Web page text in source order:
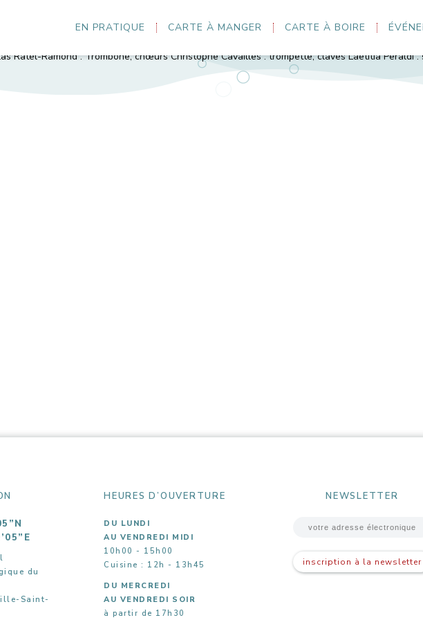
EN PRATIQUE CARTE À MANGER CARTE À BOIRE
7 musiciens du Lauragais qui partagent la même passion sans se prendre au sérieux.
mais aujourd’hui les compositions commencent à voir le jour... Mathieu Serres : chant,
Ratel-Ramond : Trombone, chœurs Christophe Cavailles : trompette, claves Laetitia Peraldi
du
Saint-
HEURES D’OUVERTURE
DU LUNDI
AU VENDREDI MIDI
10h00 - 15h00
Cuisine : 12h - 13h45
DU MERCREDI
AU VENDREDI SOIR
à partir de 17h30
NEWSLETTER
inscription à la newsletter